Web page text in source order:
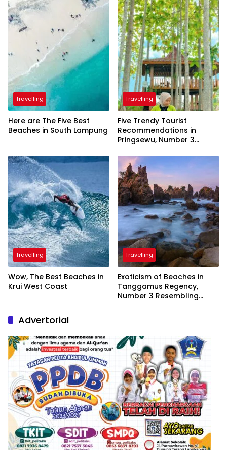
Travelling
Here are The Five Best
Beaches in South Lampung
Travelling
Five Trendy Tourist
Recommendations in
Pringsewu, Number 3
President
Travelling
Wow, The Best Beaches in
Krui West Coast
Travelling
Exoticism of Beaches in
Tanggamus Regency,
Number 3 Resembling
Advertorial